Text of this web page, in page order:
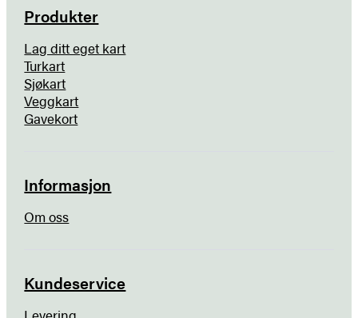
Produkter
Lag ditt eget kart
Turkart
Sjøkart
Veggkart
Gavekort
Informasjon
Om oss
Kundeservice